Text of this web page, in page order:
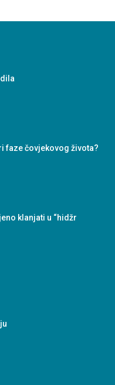
faze čovjekovog života?
klanjati u “hidžr